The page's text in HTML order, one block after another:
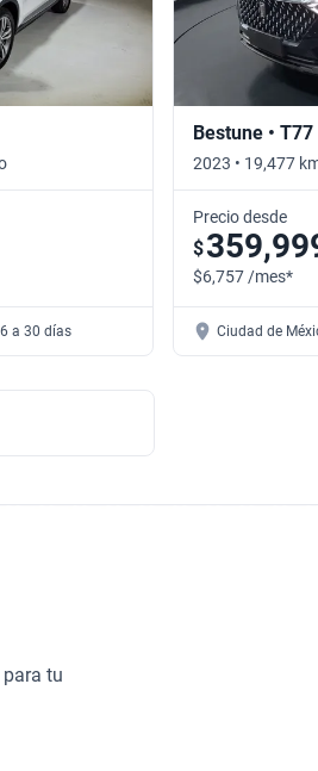
a 30 días
Bestune • T77
2023 • 19,477
Precio desde
$
$6,757 /mes*
Ciudad de
tu